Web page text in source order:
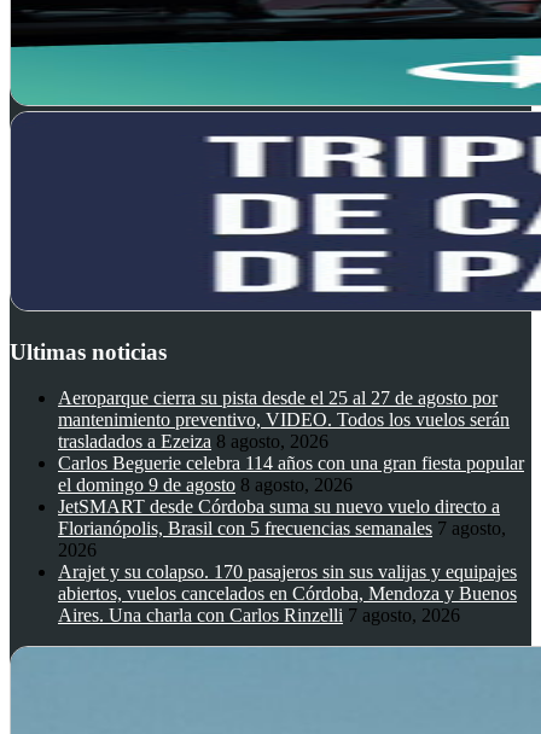
Ultimas noticias
Aeroparque cierra su pista desde el 25 al 27 de agosto por
mantenimiento preventivo, VIDEO. Todos los vuelos serán
trasladados a Ezeiza 8 agosto, 2026
Carlos Beguerie celebra 114 años con una gran fiesta popular
el domingo 9 de agosto 8 agosto, 2026
JetSMART desde Córdoba suma su nuevo vuelo directo a
Florianópolis, Brasil con 5 frecuencias semanales 7 agosto,
2026
Arajet y su colapso. 170 pasajeros sin sus valijas y equipajes
abiertos, vuelos cancelados en Córdoba, Mendoza y Buenos
Aires. Una charla con Carlos Rinzelli 7 agosto, 2026